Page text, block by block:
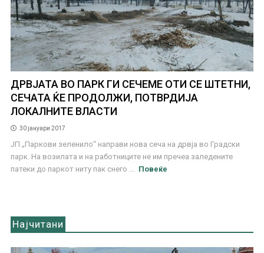
ДРВЈАТА ВО ПАРК ГИ СЕЧЕМЕ ОТИ СЕ ШТЕТНИ,
СЕЧАТА ЌЕ ПРОДОЛЖИ, ПОТВРДИЈА
ЛОКАЛНИТЕ ВЛАСТИ
30 јануари 2017
ЈП „Паркови зеленило“ направи нова сеча на дрвја во Градски
парк. На возилата и на работниците не им пречеа заледените
патеки до паркот ниту пак снего ...
Повеќе
Најчитани